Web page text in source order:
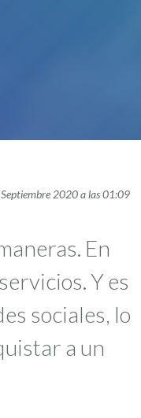
2020 a las 01:09
En
Y es
sociales, lo
a un